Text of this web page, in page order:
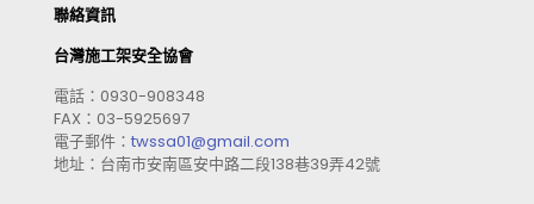
聯絡資訊
台灣施工架安全協會
電話：0930-908348
FAX：03-5925697
電子郵件： twssa01@gmail.com
地址：台南市安南區安中路二段138巷39弄42號